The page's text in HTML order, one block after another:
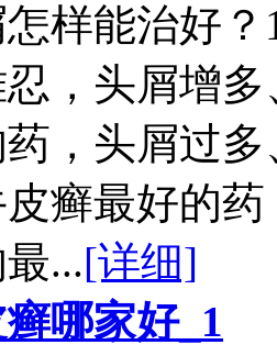
样能治好
，头屑增
，头屑过
癣最好的
...[详细]
哪家好_1